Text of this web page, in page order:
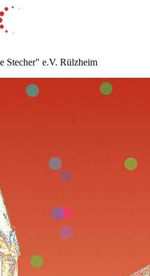
Stecher" e.V. Rülzheim